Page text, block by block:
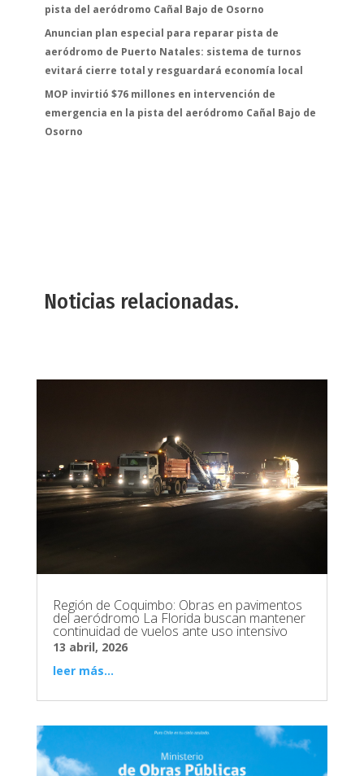
pista del aeródromo Cañal Bajo de Osorno
Anuncian plan especial para reparar pista de
aeródromo de Puerto Natales: sistema de turnos
evitará cierre total y resguardará economía local
MOP invirtió $76 millones en intervención de
emergencia en la pista del aeródromo Cañal Bajo de
Osorno
Noticias relacionadas.
Región de Coquimbo: Obras en pavimentos
del aeródromo La Florida buscan mantener
continuidad de vuelos ante uso intensivo
13 abril, 2026
leer más...